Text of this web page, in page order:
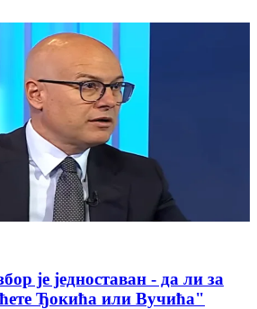
је једноставан - да ли за
Ђокића или Вучића"